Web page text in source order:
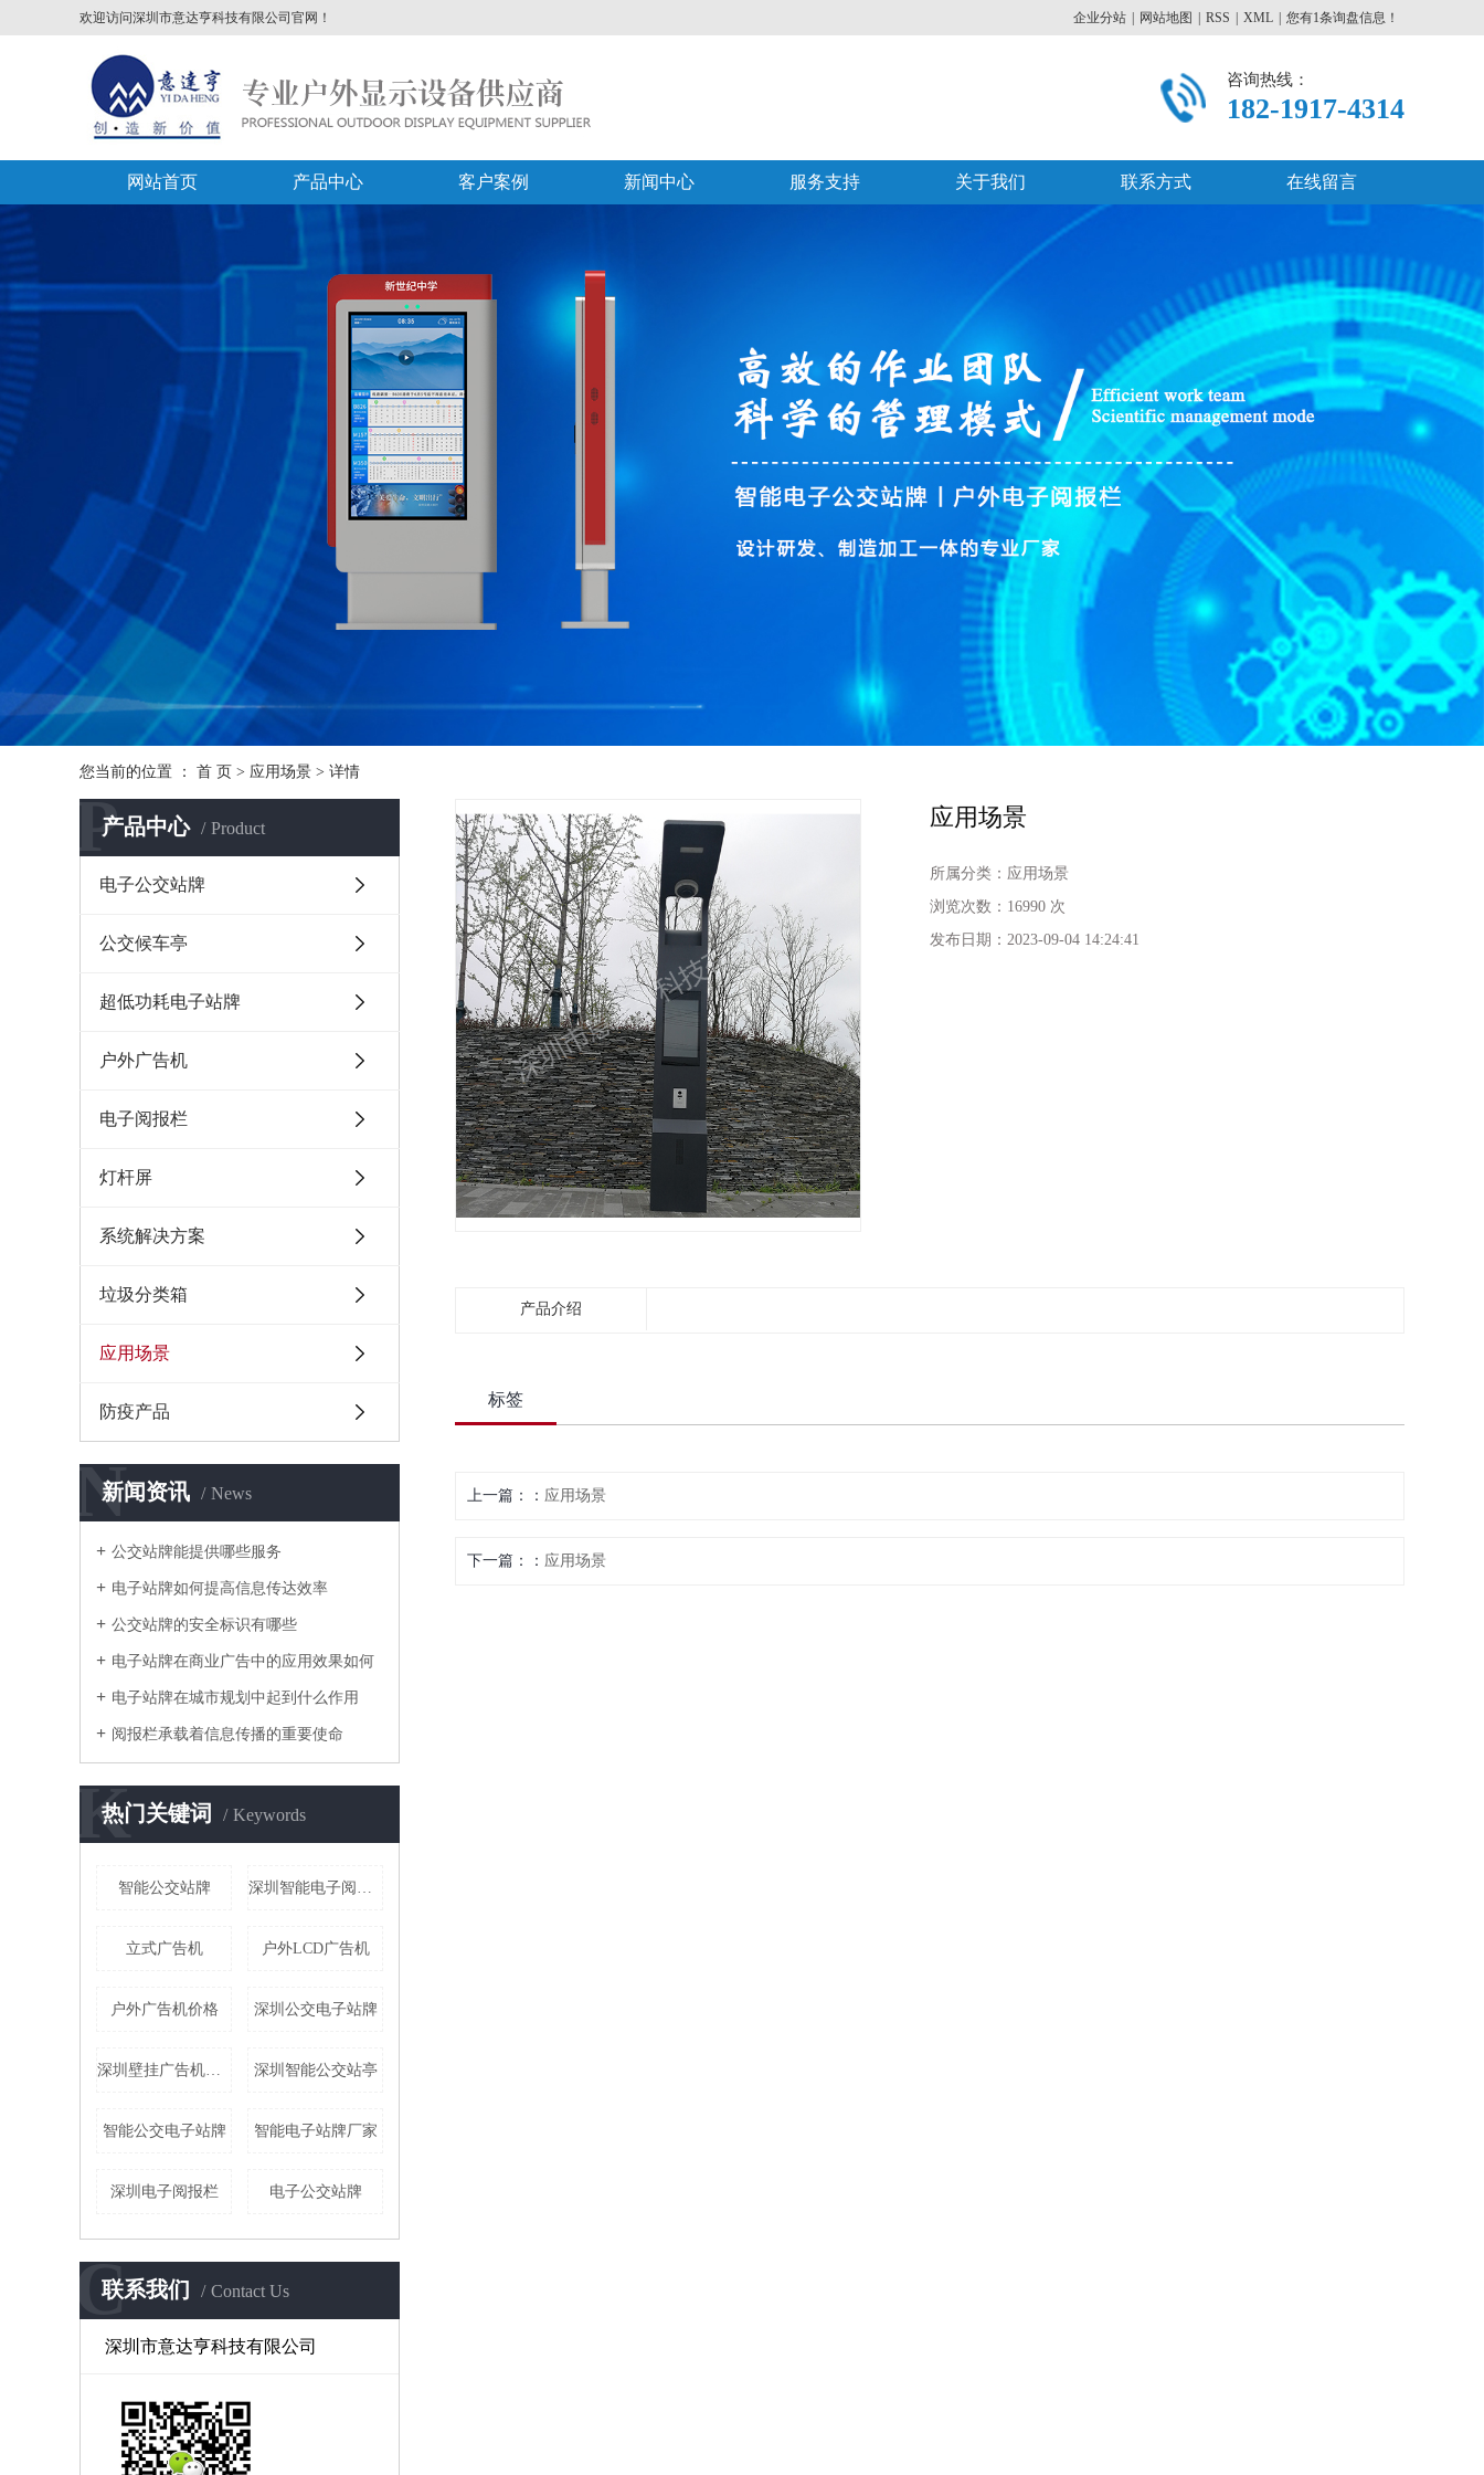
欢迎访问深圳市意达亨科技有限公司官网！ 企业分站 网站地图 RSS XML 您有1条询盘信息！
咨询热线：
182-1917-4314
网站首页 产品中心 客户案例 新闻中心 服务支持 关于我们 联系方式 在线留言
您当前的位置 ： 首 页 > 应用场景 > 详情
产品中心 Product
P
电子公交站牌
公交候车亭
超低功耗电子站牌
户外广告机
电子阅报栏
灯杆屏
系统解决方案
垃圾分类箱
应用场景
防疫产品
新闻资讯 News
N
公交站牌能提供哪些服务
电子站牌如何提高信息传达效率
公交站牌的安全标识有哪些
电子站牌在商业广告中的应用效果如何
电子站牌在城市规划中起到什么作用
阅报栏承载着信息传播的重要使命
热门关键词 Keywords
K
智能公交站牌 深圳智能电子阅报栏
立式广告机 户外LCD广告机
户外广告机价格 深圳公交电子站牌
深圳壁挂广告机厂家 深圳智能公交站亭
智能公交电子站牌 智能电子站牌厂家
深圳电子阅报栏 电子公交站牌
联系我们 Contact Us
C
深圳市意达亨科技有限公司
应用场景
所属分类： 应用场景
浏览次数： 16990 次
发布日期： 2023-09-04 14:24:41
产品介绍
标签
上一篇： 应用场景
下一篇： 应用场景